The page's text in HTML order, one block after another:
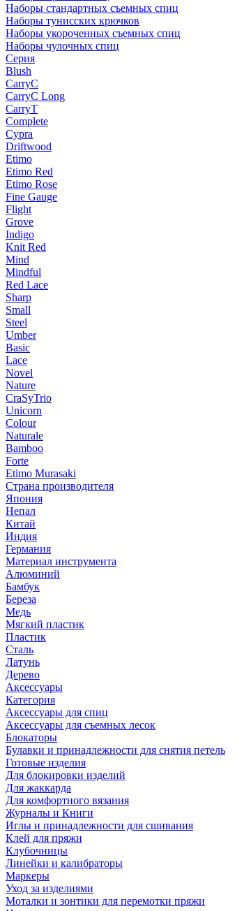
Наборы стандартных съемных спиц
Наборы тунисских крючков
Наборы укороченных съемных спиц
Наборы чулочных спиц
Серия
Blush
CarryC
CarryC Long
CarryT
Complete
Cypra
Driftwood
Etimo
Etimo Red
Etimo Rose
Fine Gauge
Flight
Grove
Indigo
Knit Red
Mind
Mindful
Red Lace
Sharp
Small
Steel
Umber
Basic
Lace
Novel
Nature
CraSyTrio
Unicorn
Colour
Naturale
Bamboo
Forte
Etimo Murasaki
Страна производителя
Япония
Непал
Китай
Индия
Германия
Материал инструмента
Алюминий
Бамбук
Береза
Медь
Мягкий пластик
Пластик
Сталь
Латунь
Дерево
Аксессуары
Категория
Аксессуары для спиц
Аксессуары для съемных лесок
Блокаторы
Булавки и принадлежности для снятия петель
Готовые изделия
Для блокировки изделий
Для жаккарда
Для комфортного вязания
Журналы и Книги
Иглы и принадлежности для сшивания
Клей для пряжи
Клубочницы
Линейки и калибраторы
Маркеры
Уход за изделиями
Моталки и зонтики для перемотки пряжи